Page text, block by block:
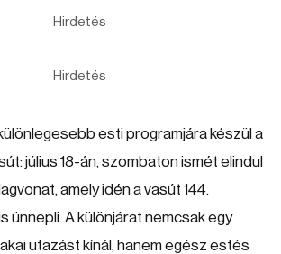
Hirdetés
Hirdetés
esti programjára készül a
július 18-án, szombaton ismét elindul
amely idén a vasút 144.
ünnepli. A különjárat nemcsak egy
utazást kínál, hanem egész estés